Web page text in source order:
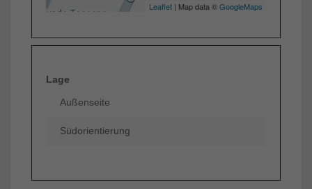
Leaflet | Map data ©GoogleMaps
Lage
Außenseite
Südorientierung